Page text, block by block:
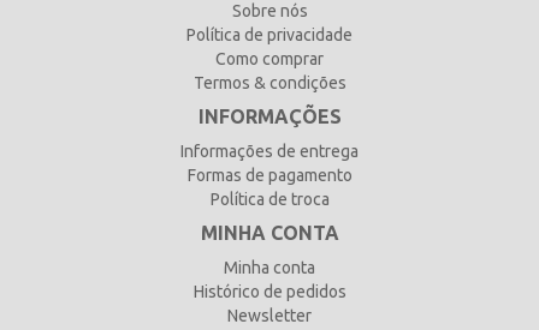
Sobre nós
Política de privacidade
Como comprar
Termos & condições
INFORMAÇÕES
Informações de entrega
Formas de pagamento
Política de troca
MINHA CONTA
Minha conta
Histórico de pedidos
Newsletter